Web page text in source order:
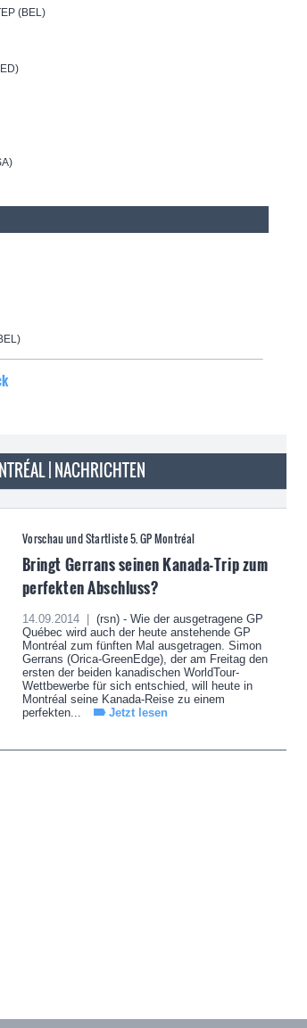
(BEL)
| NACHRICHTEN
Vorschau und Startliste 5. GP Montréal
Bringt Gerrans seinen Kanada-Trip zum
perfekten Abschluss?
14.09.2014 |
(rsn) - Wie der ausgetragene GP
Québec wird auch der heute anstehende GP
Montréal zum fünften Mal ausgetragen. Simon
Gerrans (Orica-GreenEdge), der am Freitag den
ersten der beiden kanadischen WorldTour-
Wettbewerbe für sich entschied, will heute in
Montréal seine Kanada-Reise zu einem
perfekten...
Jetzt lesen